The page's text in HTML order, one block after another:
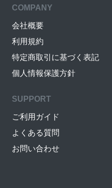
COMPANY
会社概要
利用規約
特定商取引に基づく表記
個人情報保護方針
SUPPORT
ご利用ガイド
よくある質問
お問い合わせ